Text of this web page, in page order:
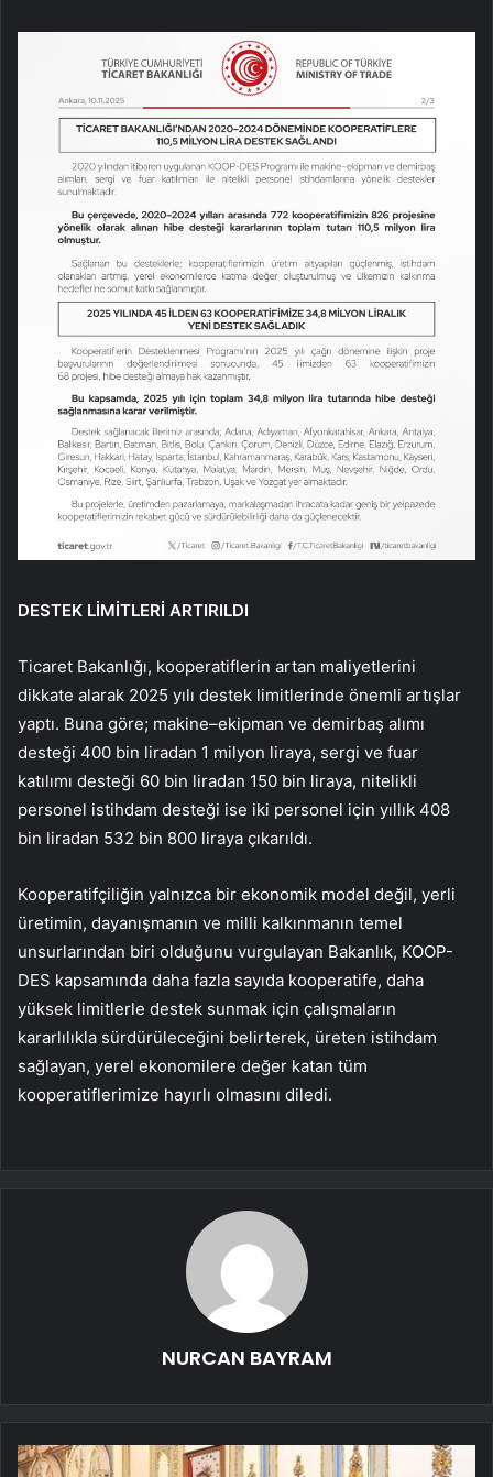
DESTEK LİMİTLERİ ARTIRILDI
Ticaret Bakanlığı, kooperatiflerin artan maliyetlerini
dikkate alarak 2025 yılı destek limitlerinde önemli artışlar
yaptı. Buna göre; makine–ekipman ve demirbaş alımı
desteği 400 bin liradan 1 milyon liraya, sergi ve fuar
katılımı desteği 60 bin liradan 150 bin liraya, nitelikli
personel istihdam desteği ise iki personel için yıllık 408
bin liradan 532 bin 800 liraya çıkarıldı.
Kooperatifçiliğin yalnızca bir ekonomik model değil, yerli
üretimin, dayanışmanın ve milli kalkınmanın temel
unsurlarından biri olduğunu vurgulayan Bakanlık, KOOP-
DES kapsamında daha fazla sayıda kooperatife, daha
yüksek limitlerle destek sunmak için çalışmaların
kararlılıkla sürdürüleceğini belirterek, üreten istihdam
sağlayan, yerel ekonomilere değer katan tüm
kooperatiflerimize hayırlı olmasını diledi.
NURCAN BAYRAM